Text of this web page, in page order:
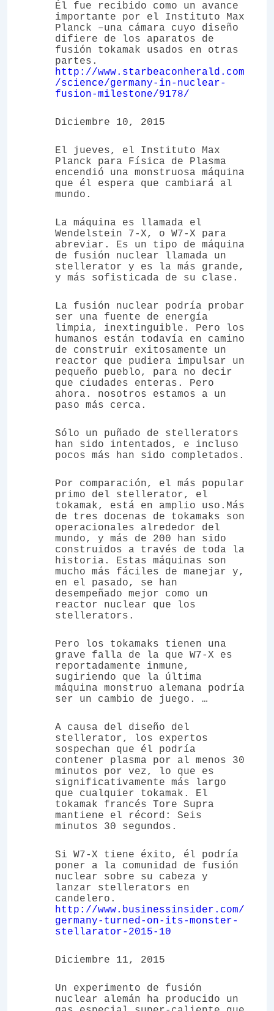
Él fue recibido como un avance
importante por el Instituto Max
Planck –una cámara cuyo diseño
difiere de los aparatos de
fusión tokamak usados en otras
partes.
http://www.starbeaconherald.com
/science/germany-in-nuclear-
fusion-milestone/9178/
Diciembre 10, 2015
El jueves, el Instituto Max
Planck para Física de Plasma
encendió una monstruosa máquina
que él espera que cambiará al
mundo.
La máquina es llamada el
Wendelstein 7-X, o W7-X para
abreviar. Es un tipo de máquina
de fusión nuclear llamada un
stellerator y es la más grande,
y más sofisticada de su clase.
La fusión nuclear podría probar
ser una fuente de energía
limpia, inextinguible . Pero los
humanos están todavía en camino
de construir exitosamente un
reactor que pudiera impulsar un
pequeño pueblo, para no decir
que ciudades enteras. Pero
ahora. nosotros estamos a un
paso más cerca.
Sólo un puñado de stellerators
han sido intentados, e incluso
pocos más han sido completados.
Por comparación, el más popular
primo del stellerator, el
tokamak, está en amplio uso.Más
de tres docenas de tokamaks son
operacionales alrededor del
mundo, y más de 200 han sido
construidos a través de toda la
historia. Estas máquinas son
mucho más fáciles de manejar y,
en el pasado, se han
desempeñado mejor como un
reactor nuclear que los
stellerators.
Pero los tokamaks tienen una
grave falla de la que W7-X es
reportadamente inmune,
sugiriendo que
la última
máquina monstruo alemana podría
ser un cambio de juego.
…
A causa del diseño del
stellerator, los expertos
sospechan que él podría
contener plasma por al menos 30
minutos por vez, lo que es
significativamente más largo
que cualquier tokamak. El
tokamak francés Tore Supra
mantiene el récord: Seis
minutos 30 segundos.
Si W7-X tiene éxito, él podría
poner a la comunidad de fusión
nuclear sobre su cabeza y
lanzar stellerators en
candelero.
http://www.businessinsider.com/
germany-turned-on-its-monster-
stellarator-2015-10
Diciembre 11, 2015
Un experimento de fusión
nuclear alemán ha producido un